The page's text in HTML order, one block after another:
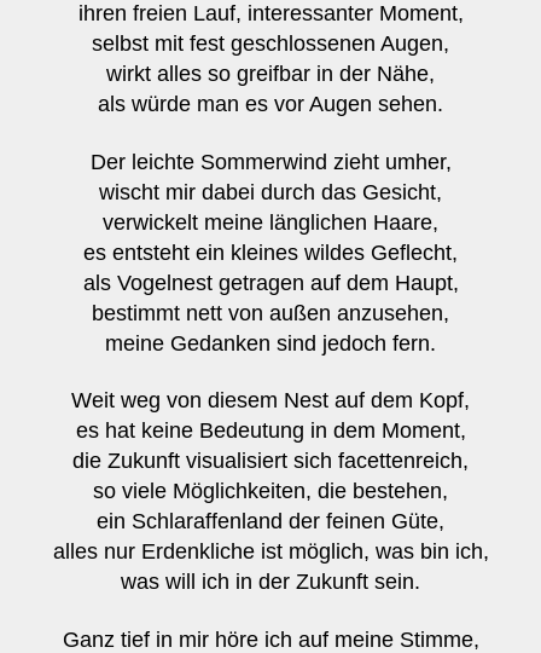
ihren freien Lauf, interessanter Moment,
selbst mit fest geschlossenen Augen,
wirkt alles so greifbar in der Nähe,
als würde man es vor Augen sehen.
Der leichte Sommerwind zieht umher,
wischt mir dabei durch das Gesicht,
verwickelt meine länglichen Haare,
es entsteht ein kleines wildes Geflecht,
als Vogelnest getragen auf dem Haupt,
bestimmt nett von außen anzusehen,
meine Gedanken sind jedoch fern.
Weit weg von diesem Nest auf dem Kopf,
es hat keine Bedeutung in dem Moment,
die Zukunft visualisiert sich facettenreich,
so viele Möglichkeiten, die bestehen,
ein Schlaraffenland der feinen Güte,
alles nur Erdenkliche ist möglich, was bin ich,
was will ich in der Zukunft sein.
Ganz tief in mir höre ich auf meine Stimme,